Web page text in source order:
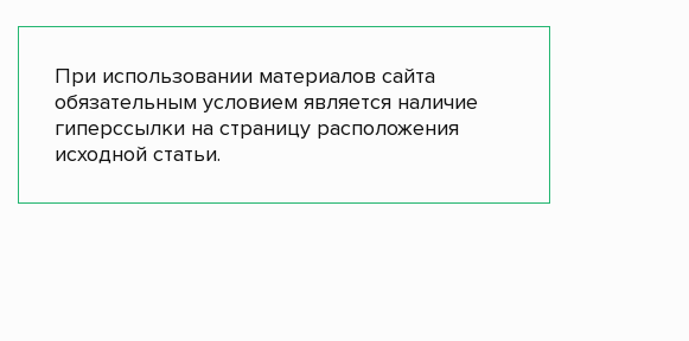
При использовании материалов сайта
обязательным условием является наличие
гиперссылки на страницу расположения
исходной статьи.